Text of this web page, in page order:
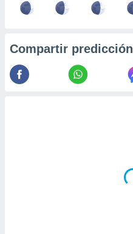
Compartir predicción